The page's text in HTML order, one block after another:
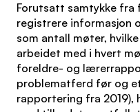
Forutsatt samtykke fra
registrere informasjon
som antall møter,
arbeidet med i hvert
foreldre- og
problematferd før og
rapportering fra 2019),